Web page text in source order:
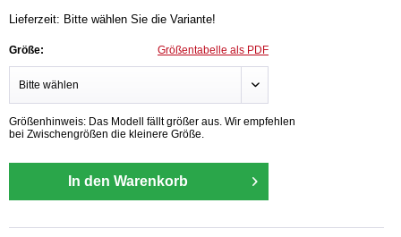
Lieferzeit: Bitte wählen Sie die Variante!
Größe: Größentabelle als PDF
Größenhinweis: Das Modell fällt größer aus. Wir empfehlen
bei Zwischengrößen die kleinere Größe.
In den Warenkorb